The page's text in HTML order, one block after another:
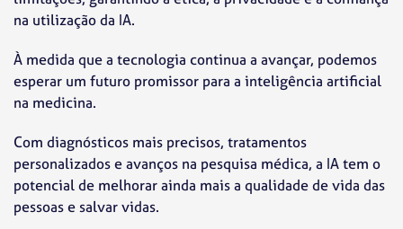
na utilização da IA.
À medida que a tecnologia continua a avançar, podemos
esperar um futuro promissor para a inteligência artificial
na medicina.
Com diagnósticos mais precisos, tratamentos
personalizados e avanços na pesquisa médica, a IA tem o
potencial de melhorar ainda mais a qualidade de vida das
pessoas e salvar vidas.